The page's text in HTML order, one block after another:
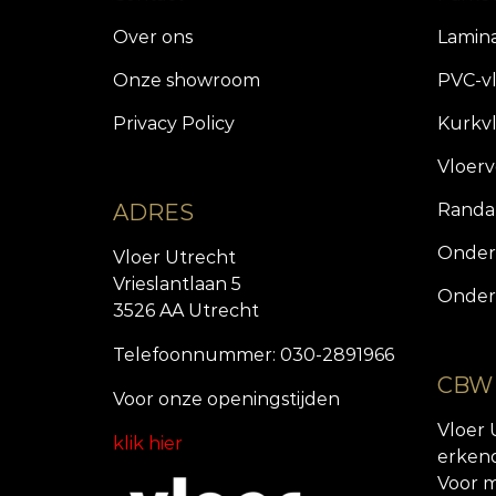
Over ons
Onze showroom
Privacy Policy
ADRES
Vloer Utrecht
Vrieslantlaan 5
3526 AA Utrecht
Telefoonnummer: 030-2891966
Voor onze openingstijden
klik hier
PVC-
Vloer
Voor